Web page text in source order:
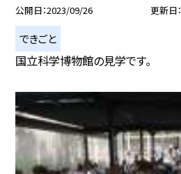
公開日 2023/09/26 更新日
できごと
国立科学博物館の見学です。